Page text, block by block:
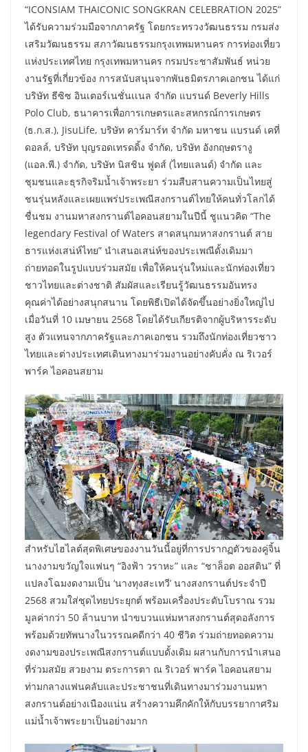
“ICONSIAM THAICONIC SONGKRAN CELEBRATION 2025”
ได้รับความร่วมมือจากภาครัฐ โดยกระทรวงวัฒนธรรม กรมส่ง
เสริมวัฒนธรรม สภาวัฒนธรรมกรุงเทพมหานคร การท่องเที่ยว
แห่งประเทศไทย กรุงเทพมหานคร กรมประชาสัมพันธ์ หน่วย
งานรัฐที่เกี่ยวข้อง การสนับสนุนจากพันธมิตรภาคเอกชน ได้แก่
บริษัท ธีซิซ อินเตอร์เนชั่นเเนล จำกัด แบรนด์ Beverly Hills
Polo Club, ธนาคารเพื่อการเกษตรและสหกรณ์การเกษตร
(ธ.ก.ส.), JisuLife, บริษัท คาร์มาร์ท จำกัด มหาชน แบรนด์ เคที่
ดอลล์, บริษัท บุญรอดเทรดดิ้ง จำกัด, บริษัท อังกฤษตรางู
(แอล.พี.) จำกัด, บริษัท นิสชิน ฟูดส์ (ไทยแลนด์) จำกัด และ
ชุมชนและธุรกิจริมน้ำเจ้าพระยา ร่วมสืบสานความเป็นไทยสู่
ชนรุ่นหลังและเผยแพร่ประเพณีสงกรานต์ไทยให้คนทั่วโลกได้
ชื่นชม งานมหาสงกรานต์ไอคอนสยามในปีนี้ ชูแนวคิด “The
legendary Festival of Waters สาดสนุกมหาสงกรานต์ สาย
ธารแห่งเสน่ห์ไทย” นำเสนอเสน่ห์ของประเพณีดั้งเดิมมา
ถ่ายทอดในรูปแบบร่วมสมัย เพื่อให้คนรุ่นใหม่และนักท่องเที่ยว
ชาวไทยและต่างชาติ สัมผัสและเรียนรู้วัฒนธรรมอันทรง
คุณค่าได้อย่างสนุกสนาน โดยพิธีเปิดได้จัดขึ้นอย่างยิ่งใหญ่ไป
เมื่อวันที่ 10 เมษายน 2568 โดยได้รับเกียรติจากผู้บริหารระดับ
สูง ตัวแทนจากภาครัฐและภาคเอกชน รวมถึงนักท่องเที่ยวชาว
ไทยและต่างประเทศเดินทางมาร่วมงานอย่างคับคั่ง ณ ริเวอร์
พาร์ค ไอคอนสยาม
สำหรับไฮไลต์สุดพิเศษของงานวันนี้อยู่ที่การปรากฏตัวของคู่จิ้น
นางงามขวัญใจแฟนๆ “อิงฟ้า วราหะ” และ “ชาล็อต ออสติน” ที่
แปลงโฉมงดงามเป็น ‘นางทุงสะเทวี’ นางสงกรานต์ประจำปี
2568 สวมใส่ชุดไทยประยุกต์ พร้อมเครื่องประดับโบราณ รวม
มูลค่ากว่า 50 ล้านบาท นำขบวนแห่มหาสงกรานต์สุดอลังการ
พร้อมด้วยทัพนางในวรรณคดีกว่า 40 ชีวิต ร่วมถ่ายทอดความ
งดงามของประเพณีสงกรานต์แบบดั้งเดิม ผสานกับการนำเสนอ
ที่ร่วมสมัย สวยงาม ตระการตา ณ ริเวอร์ พาร์ค ไอคอนสยาม
ท่ามกลางแฟนคลับและประชาชนที่เดินทางมาร่วมงานมหา
สงกรานต์อย่างเนืองแน่น สร้างความคึกคักให้กับบรรยากาศริม
แม่น้ำเจ้าพระยาเป็นอย่างมาก